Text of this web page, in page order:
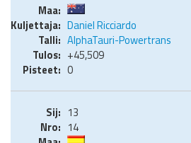
Daniel Ricciardo
AlphaTauri-Powertrans
+45,509
0
13
14